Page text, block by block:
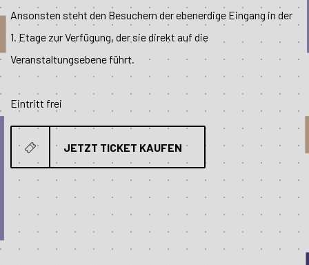
Ansonsten steht den Besuchern der ebenerdige Eingang in der
1. Etage zur Verfügung, der sie direkt auf die
Veranstaltungsebene führt.
Eintritt frei
JETZT TICKET KAUFEN